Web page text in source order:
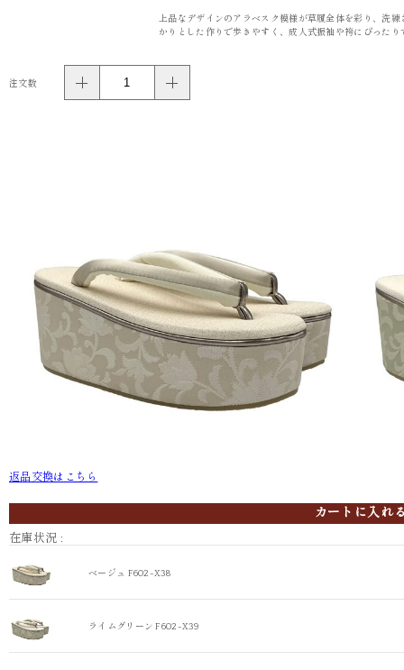
上品なデザインのアラベスク模様が草履全体を彩り、洗
かりとした作りで歩きやすく、成人式振袖や袴にぴったり
注文数
ベージュ F602-X38
返品交換はこちら
カートに入れ
在庫状況 :
ベージュ F602-X38
ライムグリーン F602-X39